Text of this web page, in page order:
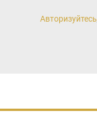
Авторизуйтесь